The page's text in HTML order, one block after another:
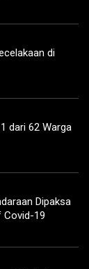
di
dari 62 Warga
Dipaksa
Covid-19